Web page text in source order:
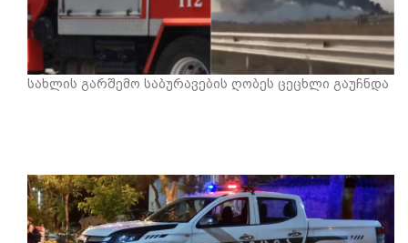
სახლის გარშემო საბურავების ღობეს ცეცხლი გაუჩნდა